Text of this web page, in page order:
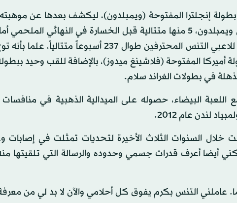
لقبه الأول في غراند سلام عام 2003 في بطولة إنجلترا المفتوحة (ويمبلدون)، ليكشف بعدها عن
وسيطرته على بطولات الرجال بانتزاع ثمانية ألقاب في ويمبلدون، 5 منها متتالية قبل الخسارة في النهائي
عام 2008. وتربع فيدرر على صدارة التصنيف العالمي للاعبي التنس المحترفين طوال 237 أسبوعاً
مرات، كما يمتلك 5 ألقاب في بطولة أميركا المفتوحة (فلاشينغ ميدوز)، بالإضافة للقب وحيد
البيضاء، حصوله على الميدالية الذهبية في منافسات
السنوات الثلاث الأخيرة لتحديات تمثلت في إصابات
أيضا أعرف قدرات جسمي وحدوده والرسالة التي تلقيتها
«لعبت أكثر من 1500 مباراة على مدار 24 عاما. عاملني التنس بكرم يفوق كل أحلامي والآن لا بد لي من